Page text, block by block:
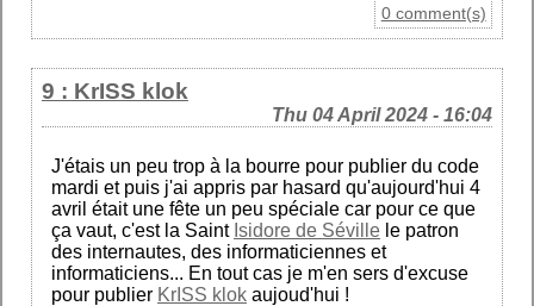
0 comment(s)
9 : KrISS klok
Thu 04 April 2024 - 16:04
J'étais un peu trop à la bourre pour publier du code
mardi et puis j'ai appris par hasard qu'aujourd'hui 4
avril était une fête un peu spéciale car pour ce que
ça vaut, c'est la Saint Isidore de Séville le patron
des internautes, des informaticiennes et
informaticiens... En tout cas je m'en sers d'excuse
pour publier KrISS klok aujoud'hui !